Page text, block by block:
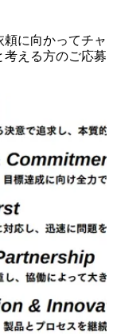
に向かってチャ
考える方のご応募